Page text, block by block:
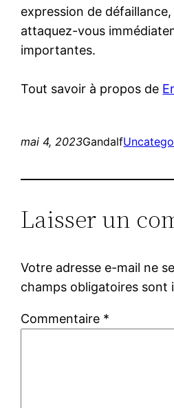
expression de
attaquez-vous
importantes.
Tout savoir à propos de
mai 4, 2023Gandalf
Laisser un
Votre adresse e-mail ne
champs obligatoires sont
Commentaire *